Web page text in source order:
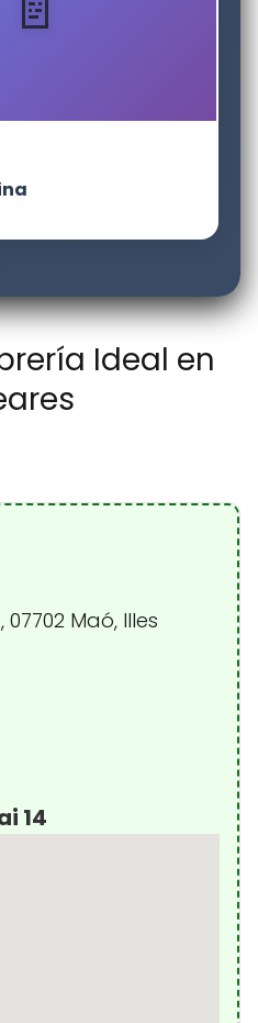
Ideal en
07702 Maó, Illes
14